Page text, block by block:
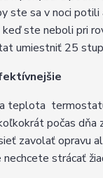
ste sa v noci
keď ste neboli pri
umiestniť 25
teplota
počas
zavolať opravu
nechcete strácať